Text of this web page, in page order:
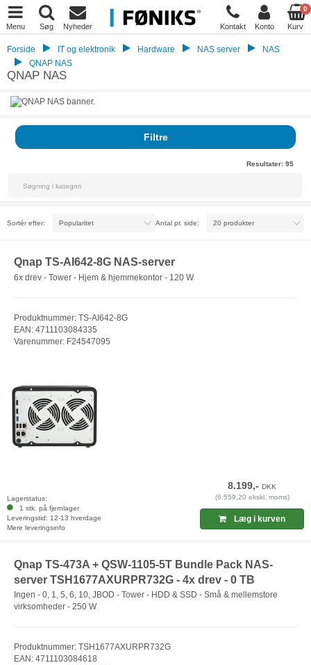
Menu Søg Nyheder Kontakt Konto
0
Kurv
Forside IT og elektronik Hardware NAS server
NAS
QNAP NAS
QNAP NAS
Filtre
Resultater: 95
Sortér efter: Antal pr. side:
Qnap TS-AI642-8G NAS-server
6x drev - Tower - Hjem & hjemmekontor - 120 W
Produktnummer: TS-AI642-8G
EAN: 4711103084335
Varenummer: F24547095
Lagerstatus:
1 stk. på fjernlager
Leveringstid: 12-13 hverdage
Mere leveringsinfo
8.199,-DKK
(6.559,20 ekskl. moms)
Læg i kurven
Qnap TS-473A + QSW-1105-5T Bundle Pack NAS-
server TSH1677AXURPR732G - 4x drev - 0 TB
Ingen - 0, 1, 5, 6, 10, JBOD - Tower - HDD & SSD - Små & mellemstore
virksomheder - 250 W
Produktnummer: TSH1677AXURPR732G
EAN: 4711103084618